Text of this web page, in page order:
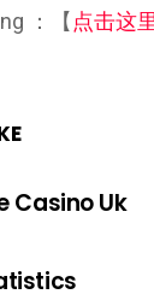
：【 点击这
Casino Uk